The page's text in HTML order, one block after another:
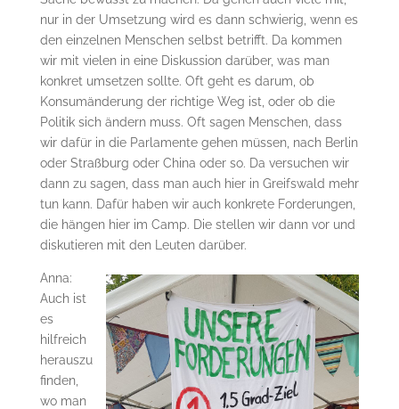
nur in der Umsetzung wird es dann schwierig, wenn es
den einzelnen Menschen selbst betrifft. Da kommen
wir mit vielen in eine Diskussion darüber, was man
konkret umsetzen sollte. Oft geht es darum, ob
Konsumänderung der richtige Weg ist, oder ob die
Politik sich ändern muss. Oft sagen Menschen, dass
wir dafür in die Parlamente gehen müssen, nach Berlin
oder Straßburg oder China oder so. Da versuchen wir
dann zu sagen, dass man auch hier in Greifswald mehr
tun kann. Dafür haben wir auch konkrete Forderungen,
die hängen hier im Camp. Die stellen wir dann vor und
diskutieren mit den Leuten darüber.
Anna:
Auch ist
es
hilfreich
herauszu
finden,
wo man